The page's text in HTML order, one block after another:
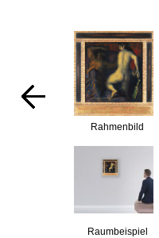
Rahmenbild
Raumbeispiel